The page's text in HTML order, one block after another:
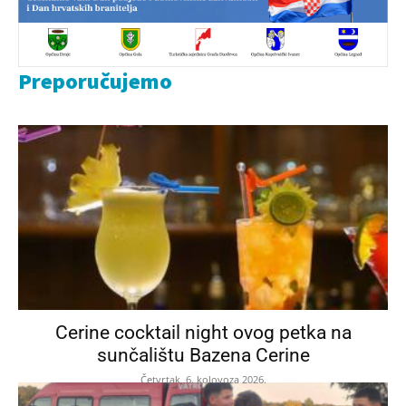
Preporučujemo
Cerine cocktail night ovog petka na
sunčalištu Bazena Cerine
Četvrtak, 6. kolovoza 2026.